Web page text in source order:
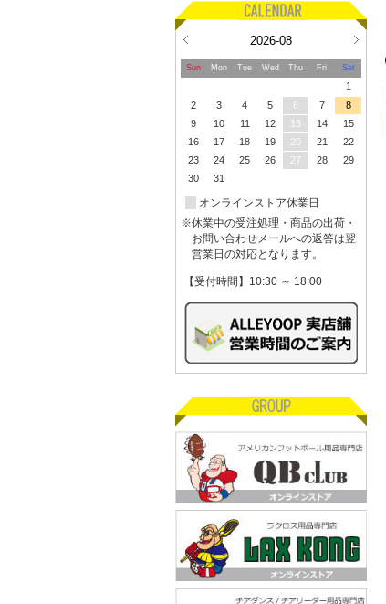
2026-08
Sun Mon Tue Wed Thu Fri Sat
1
2
3 4 5 6 7
8
9
10 11 12 13 14
15
16
17 18 19 20 21
22
23
24 25 26 27 28
29
30
31
オンラインストア休業日
※休業中の受注処理・商品の出荷・
お問い合わせメールへの返答は翌
営業日の対応となります。
【受付時間】10:30 ～ 18:00